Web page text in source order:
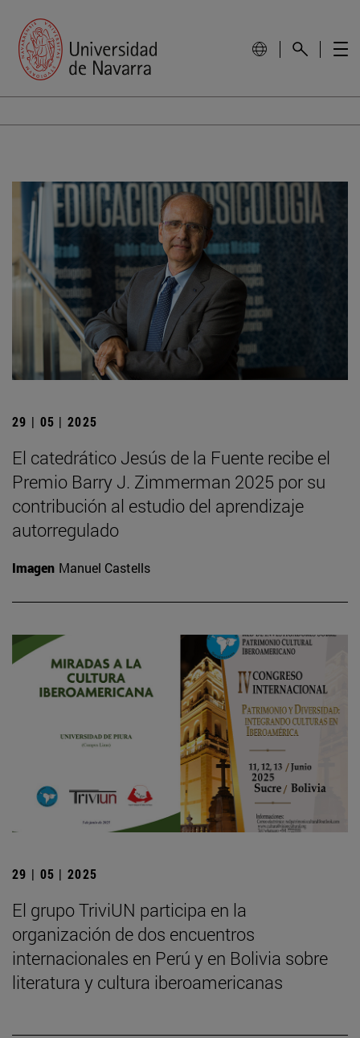
29 | 05 | 2025
El catedrático Jesús de la Fuente recibe el
Premio Barry J. Zimmerman 2025 por su
contribución al estudio del aprendizaje
autorregulado
Imagen Manuel Castells
29 | 05 | 2025
El grupo TriviUN participa en la
organización de dos encuentros
internacionales en Perú y en Bolivia sobre
literatura y cultura iberoamericanas